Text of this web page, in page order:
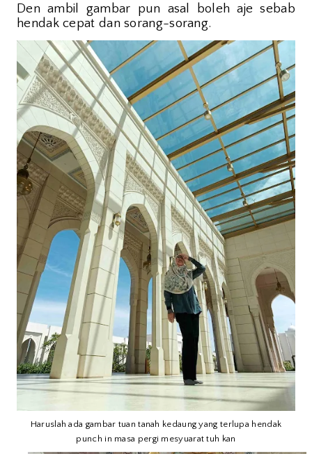
Den ambil gambar pun asal boleh aje sebab
hendak cepat dan sorang-sorang.
Haruslah ada gambar tuan tanah kedaung yang terlupa hendak
punch in masa pergi mesyuarat tuh kan